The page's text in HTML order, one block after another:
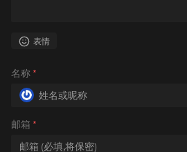
表情
名称 *
邮箱 *